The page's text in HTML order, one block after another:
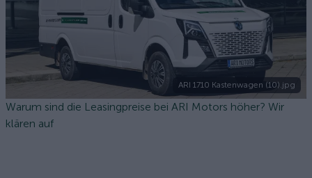
ARI 1710 Kastenwagen (10).jpg
Warum sind die Leasingpreise bei ARI Motors höher? Wir
klären auf